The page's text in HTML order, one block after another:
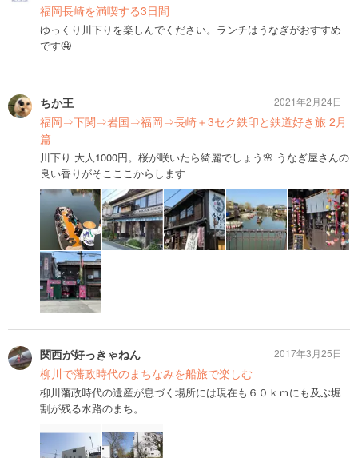
福岡長崎を満喫する3日間
ゆっくり川下りを楽しんでください。ランチはうなぎがおすすめ
です🤤
ちか王
福岡⇒下関⇒岩国⇒福岡⇒長崎＋3セク鉄印と鉄道好き旅 2月
篇
川下り 大人1000円。桜が咲いたら綺麗でしょう🌸 うなぎ屋さんの
良い香りがそこここからします
2021年2月24日
関西が好っきゃねん
柳川で藩政時代のまちなみを船旅で楽しむ
柳川藩政時代の遺産が息づく場所には現在も６０ｋｍにも及ぶ堀
割が残る水路のまち。
2017年3月25日